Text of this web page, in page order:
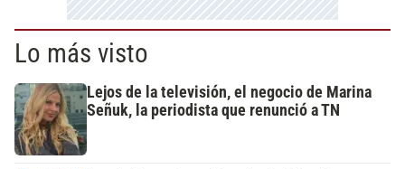
Lo más visto
Lejos de la televisión, el negocio de Marina
Señuk, la periodista que renunció a TN